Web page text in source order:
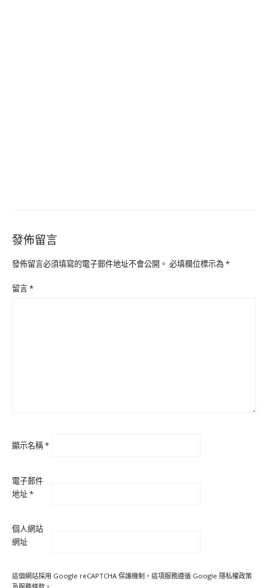
發佈留言
發佈留言必須填寫的電子郵件地址不會公開。 必填欄位標示為*
留言*
顯示名稱*
電子郵件
地址*
個人網站
網址
這個網站採用 Google reCAPTCHA 保護機制，這項服務遵循 Google 隱私權政策